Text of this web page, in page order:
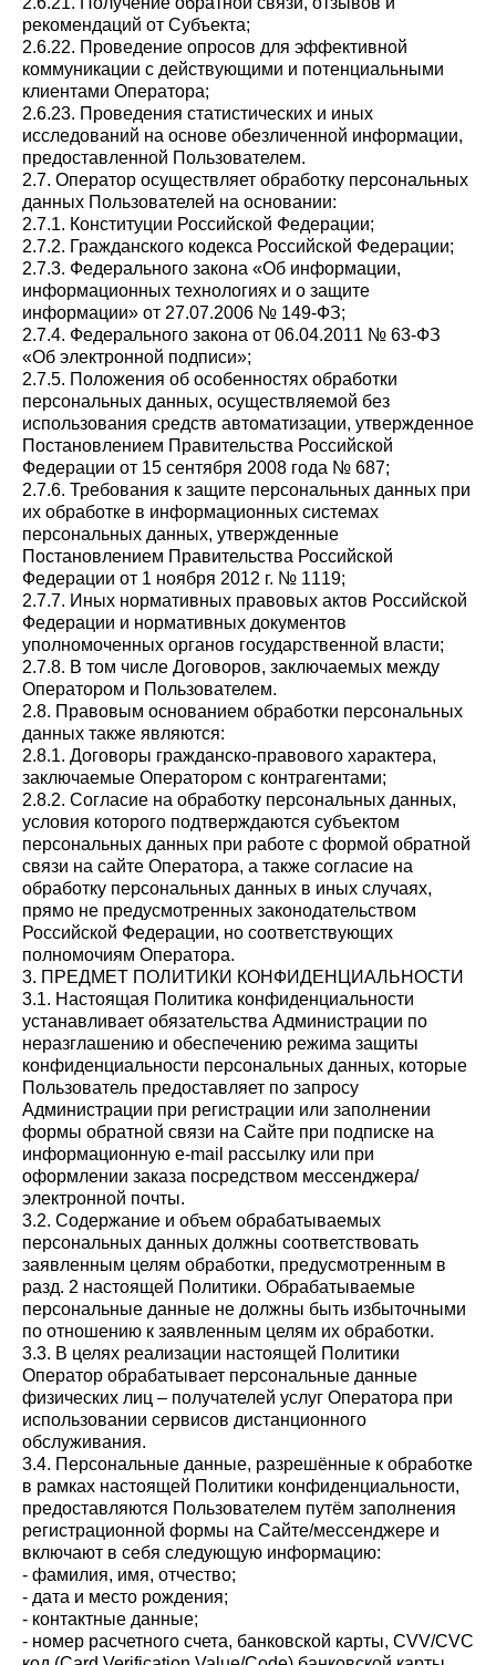
рекомендаций от Субъекта;
2.6.22. Проведение опросов для эффективной
коммуникации с действующими и потенциальными
клиентами Оператора;
2.6.23. Проведения статистических и иных
исследований на основе обезличенной информации,
предоставленной Пользователем.
2.7. Оператор осуществляет обработку персональных
данных Пользователей на основании:
2.7.1. Конституции Российской Федерации;
2.7.2. Гражданского кодекса Российской Федерации;
2.7.3. Федерального закона «Об информации,
информационных технологиях и о защите
информации» от 27.07.2006 № 149-ФЗ;
2.7.4. Федерального закона от 06.04.2011 № 63-ФЗ
«Об электронной подписи»;
2.7.5. Положения об особенностях обработки
персональных данных, осуществляемой без
использования средств автоматизации, утвержденное
Постановлением Правительства Российской
Федерации от 15 сентября 2008 года № 687;
2.7.6. Требования к защите персональных данных при
их обработке в информационных системах
персональных данных, утвержденные
Постановлением Правительства Российской
Федерации от 1 ноября 2012 г. № 1119;
2.7.7. Иных нормативных правовых актов Российской
Федерации и нормативных документов
уполномоченных органов государственной власти;
2.7.8. В том числе Договоров, заключаемых между
Оператором и Пользователем.
2.8. Правовым основанием обработки персональных
данных также являются:
2.8.1. Договоры гражданско-правового характера,
заключаемые Оператором с контрагентами;
2.8.2. Согласие на обработку персональных данных,
условия которого подтверждаются субъектом
персональных данных при работе с формой обратной
связи на сайте Оператора, а также согласие на
обработку персональных данных в иных случаях,
прямо не предусмотренных законодательством
Российской Федерации, но соответствующих
полномочиям Оператора.
3. ПРЕДМЕТ ПОЛИТИКИ КОНФИДЕНЦИАЛЬНОСТИ
3.1. Настоящая Политика конфиденциальности
устанавливает обязательства Администрации по
неразглашению и обеспечению режима защиты
конфиденциальности персональных данных, которые
Пользователь предоставляет по запросу
Администрации при регистрации или заполнении
формы обратной связи на Сайте при подписке на
информационную e-mail рассылку или при
оформлении заказа посредством мессенджера/
электронной почты.
3.2. Содержание и объем обрабатываемых
персональных данных должны соответствовать
заявленным целям обработки, предусмотренным в
разд. 2 настоящей Политики. Обрабатываемые
персональные данные не должны быть избыточными
по отношению к заявленным целям их обработки.
3.3. В целях реализации настоящей Политики
Оператор обрабатывает персональные данные
физических лиц – получателей услуг Оператора при
использовании сервисов дистанционного
обслуживания.
3.4. Персональные данные, разрешённые к обработке
в рамках настоящей Политики конфиденциальности,
предоставляются Пользователем путём заполнения
регистрационной формы на Сайте/мессенджере и
включают в себя следующую информацию:
- фамилия, имя, отчество;
- дата и место рождения;
- контактные данные;
- номер расчетного счета, банковской карты, CVV/CVC